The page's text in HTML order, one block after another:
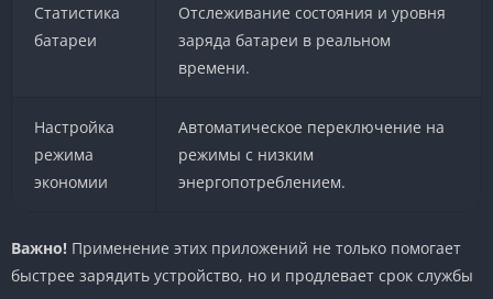
Статистика
батареи
Отслеживание состояния и уровня
заряда батареи в реальном
времени.
Настройка
режима
экономии
Автоматическое переключение на
режимы с низким
энергопотреблением.
Важно! Применение этих приложений не только помогает
быстрее зарядить устройство, но и продлевает срок службы